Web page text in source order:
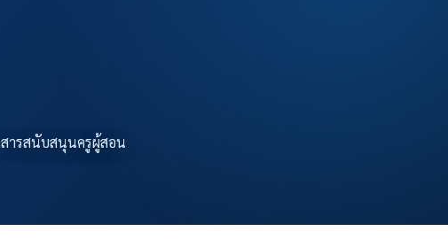
สารสนับสนุนครูผู้สอน